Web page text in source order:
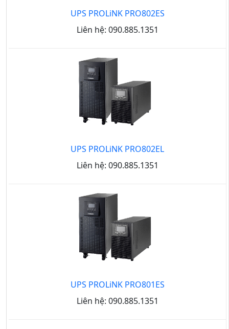
UPS PROLiNK PRO802ES
Liên hệ: 090.885.1351
UPS PROLiNK PRO802EL
Liên hệ: 090.885.1351
UPS PROLiNK PRO801ES
Liên hệ: 090.885.1351